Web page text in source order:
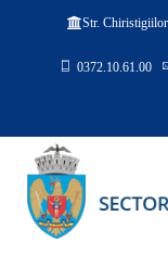
Str.
0372.10.61.00